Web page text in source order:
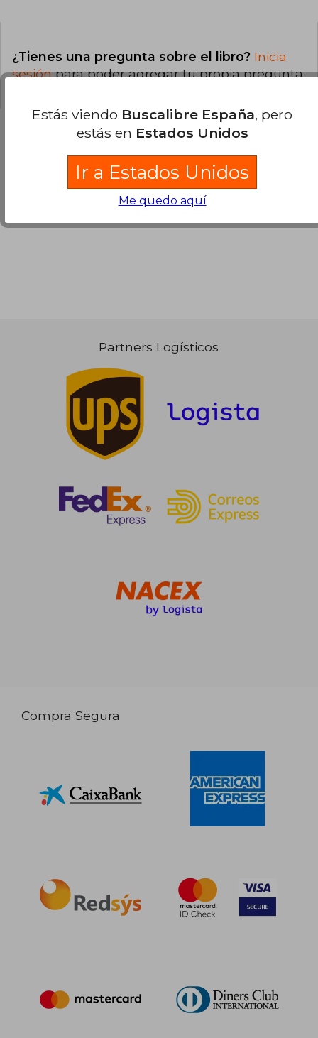
¿Tienes una pregunta sobre el libro? Inicia
sesiónpara poder agregar tu propia pregunta.
Opiniones sobre Buscalibre
Ver más opiniones de clientes
Partners Logísticos
Compra Segura
Estás viendo Buscalibre España, pero
estás en Estados Unidos
Ir a Estados Unidos
Me quedo aquí